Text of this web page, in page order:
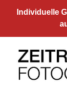
Individuelle